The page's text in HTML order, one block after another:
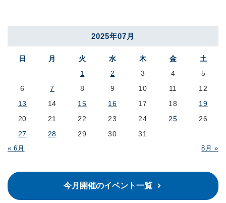
2025年07月
日 月 火 水 木 金 土
« 6月 8月 »
1 2 3 4
5
6
7 8 9 10 11
12
13
14 15 16 17 18
19
20
21 22 23 24 25
26
27
28 29 30 31
今月開催のイベント一覧